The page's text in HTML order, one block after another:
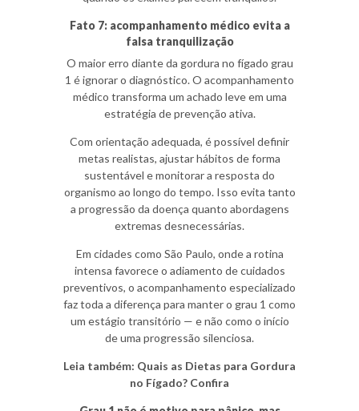
Fato 7: acompanhamento médico evita a
falsa tranquilização
O maior erro diante da gordura no fígado grau
1 é ignorar o diagnóstico. O acompanhamento
médico transforma um achado leve em uma
estratégia de prevenção ativa.
Com orientação adequada, é possível definir
metas realistas, ajustar hábitos de forma
sustentável e monitorar a resposta do
organismo ao longo do tempo. Isso evita tanto
a progressão da doença quanto abordagens
extremas desnecessárias.
Em cidades como São Paulo, onde a rotina
intensa favorece o adiamento de cuidados
preventivos, o acompanhamento especializado
faz toda a diferença para manter o grau 1 como
um estágio transitório — e não como o início
de uma progressão silenciosa.
Leia também: Quais as Dietas para Gordura
no Fígado? Confira